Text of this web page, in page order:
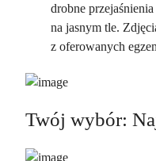
drobne
na jasnym tle.
z oferowanych
Twój wybór: